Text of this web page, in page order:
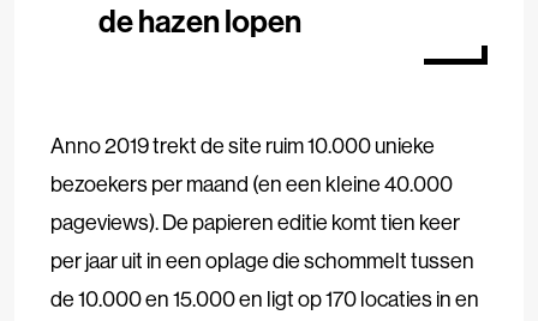
de hazen lopen
Anno 2019 trekt de site ruim 10.000 unieke
bezoekers per maand (en een kleine 40.000
pageviews). De papieren editie komt tien keer
per jaar uit in een oplage die schommelt tussen
de 10.000 en 15.000 en ligt op 170 locaties in en